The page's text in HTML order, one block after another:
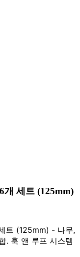
개 세트 (125mm)
트 (125mm) - 나무,
. 훅 앤 루프 시스템